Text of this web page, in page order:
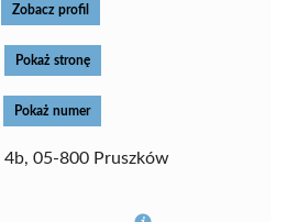
Zobacz profil
Pokaż stronę
Pokaż numer
4b, 05-800 Pruszków